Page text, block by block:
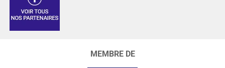
MEMBRE DE